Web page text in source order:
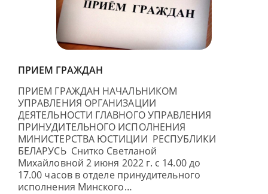
ПРИЕМ ГРАЖДАН
ПРИЕМ ГРАЖДАН НАЧАЛЬНИКОМ
УПРАВЛЕНИЯ ОРГАНИЗАЦИИ
ДЕЯТЕЛЬНОСТИ ГЛАВНОГО УПРАВЛЕНИЯ
ПРИНУДИТЕЛЬНОГО ИСПОЛНЕНИЯ
МИНИСТЕРСТВА ЮСТИЦИИ РЕСПУБЛИКИ
БЕЛАРУСЬ Снитко Светланой
Михайловной 2 июня 2022 г. с 14.00 до
17.00 часов в отделе принудительного
исполнения Минского…